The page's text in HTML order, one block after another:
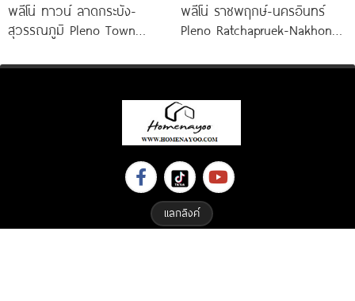
พลีโน่ ทาวน์ ลาดกระบัง-
สุวรรณภูมิ Pleno Town
ทาวน์โฮมและบ้านแฝดใหม่ ใกล้นิ
พลีโน่ ราชพฤกษ์-นครอินทร์
Pleno Ratchapruek-Nakhon
เมืองนนทบุรี
แลกลิงค์